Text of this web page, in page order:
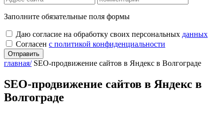
Заполните обязательные поля формы
Даю согласие на обработку своих персональных данных
Согласен с политикой конфиденциальности
Отправить
главная/ SEO-продвижение сайтов в Яндекс в Волгограде
SEO-продвижение сайтов в Яндекс в
Волгограде